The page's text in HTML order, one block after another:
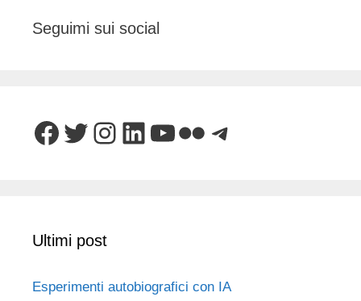
Seguimi sui social
Facebook
Twitter
Instagram
LinkedIn
YouTube
FlickrTelegram
Ultimi post
Esperimenti autobiografici con IA